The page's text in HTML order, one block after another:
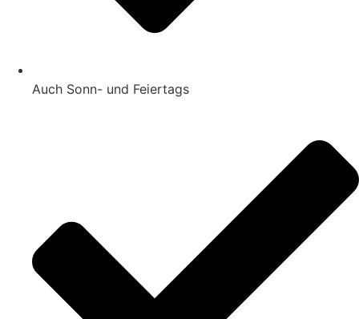
Auch Sonn- und Feiertags